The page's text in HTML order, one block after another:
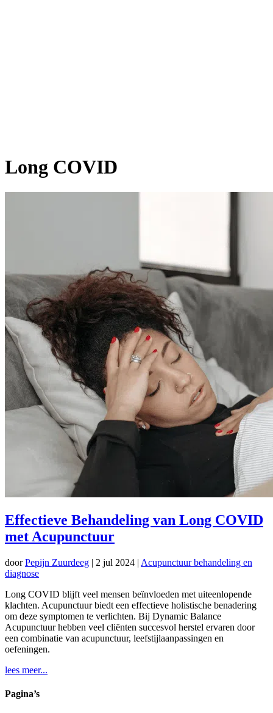
Long COVID
Effectieve Behandeling van Long COVID
met Acupunctuur
doorPepijn Zuurdeeg | 2 jul 2024 | Acupunctuur behandeling en
diagnose
Long COVID blijft veel mensen beïnvloeden met uiteenlopende
klachten. Acupunctuur biedt een effectieve holistische benadering
om deze symptomen te verlichten. Bij Dynamic Balance
Acupunctuur hebben veel cliënten succesvol herstel ervaren door
een combinatie van acupunctuur, leefstijlaanpassingen en
oefeningen.
lees meer...
Pagina’s